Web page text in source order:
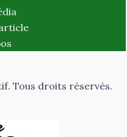
Tous droits réservés.